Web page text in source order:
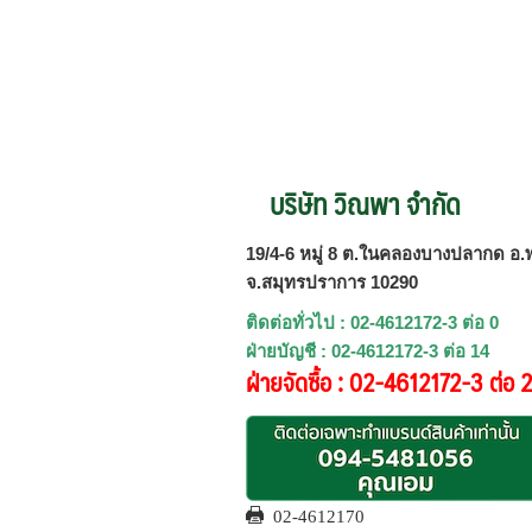
บริษัท วิณพา จำกัด
19/4-6 หมู่ 8 ต.ในคลองบางปลากด อ.
จ.สมุทรปราการ 10290
ติดต่อทั่วไป : 02-4612172-3 ต่อ 0
ฝ่ายบัญชี : 02-4612172-3 ต่อ 14
ฝ่ายจัดซื้อ : 02-4612172-3 ต่อ
02-4612170